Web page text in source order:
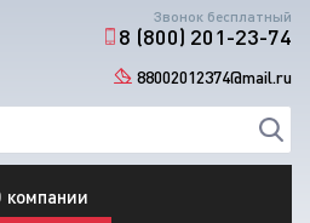
Звонок бесплатный
8 (800) 201-23-74
88002012374@mail.ru
компании